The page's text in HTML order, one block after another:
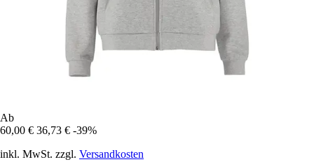
Ab
60,00 € 36,73 € -39%
inkl. MwSt. zzgl. Versandkosten